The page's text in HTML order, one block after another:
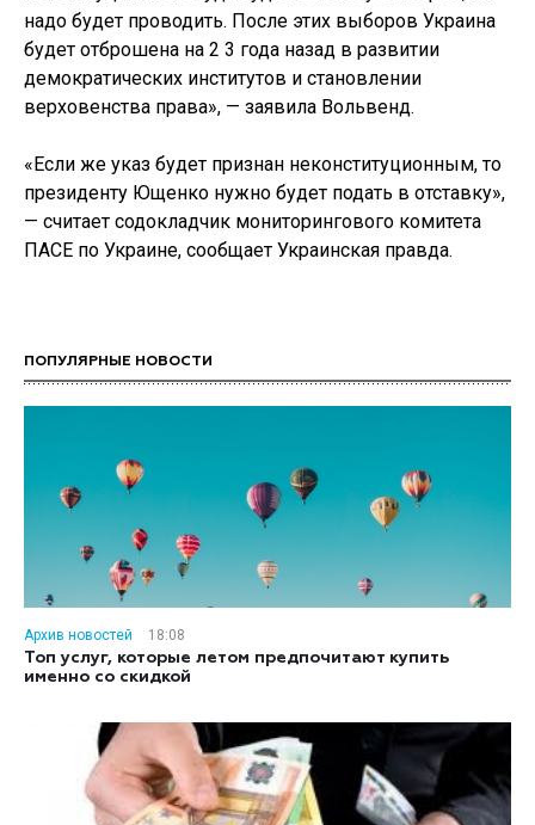
надо будет проводить. После этих выборов Украина
будет отброшена на 2 3 года назад в развитии
демократических институтов и становлении
верховенства права», — заявила Вольвенд.
«Если же указ будет признан неконституционным, то
президенту Ющенко нужно будет подать в отставку»,
— считает содокладчик мониторингового комитета
ПАСЕ по Украине, сообщает Украинская правда.
ПОПУЛЯРНЫЕ НОВОСТИ
Архив новостей
18:08
Топ услуг, которые летом предпочитают купить
именно со скидкой